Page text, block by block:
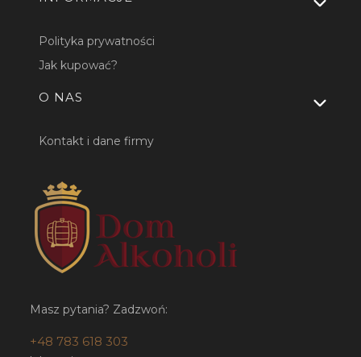
Polityka prywatności
Jak kupować?
O NAS
Kontakt i dane firmy
Masz pytania? Zadzwoń:
+48 783 618 303